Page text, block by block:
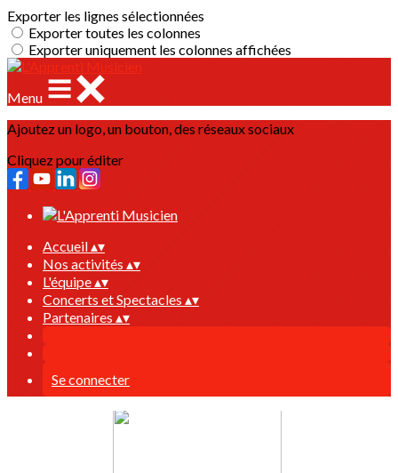
Exporter les lignes sélectionnées
Exporter toutes les colonnes
Exporter uniquement les colonnes affichées
Menu
Ajoutez un logo, un bouton, des réseaux sociaux
Cliquez pour éditer
Accueil▴▾
Nos activités ▴▾
L'équipe▴▾
Concerts et Spectacles ▴▾
Partenaires ▴▾
Se connecter